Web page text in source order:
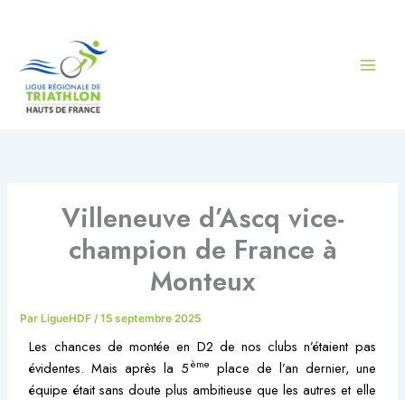
Villeneuve d’Ascq vice-
champion de France à
Monteux
ParLigueHDF /15 septembre 2025
Les chances de montée en D2 de nos clubs n’étaient pas
évidentes. Mais après la 5ème place de l’an dernier, une
équipe était sans doute plus ambitieuse que les autres et elle